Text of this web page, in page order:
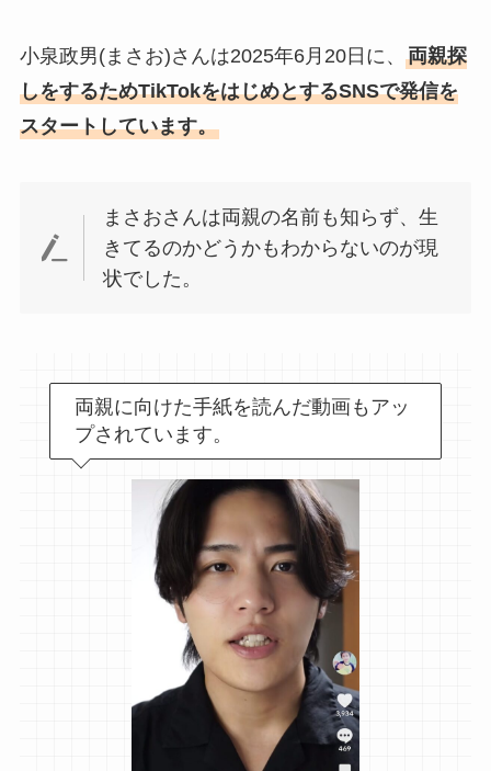
小泉政男(まさお)さんは2025年6月20日に、 両親探
しをするためTikTokをはじめとするSNSで発信を
スタートしています。
まさおさんは両親の名前も知らず、生
きてるのかどうかもわからないのが現
状でした。
両親に向けた手紙を読んだ動画もアッ
プされています。